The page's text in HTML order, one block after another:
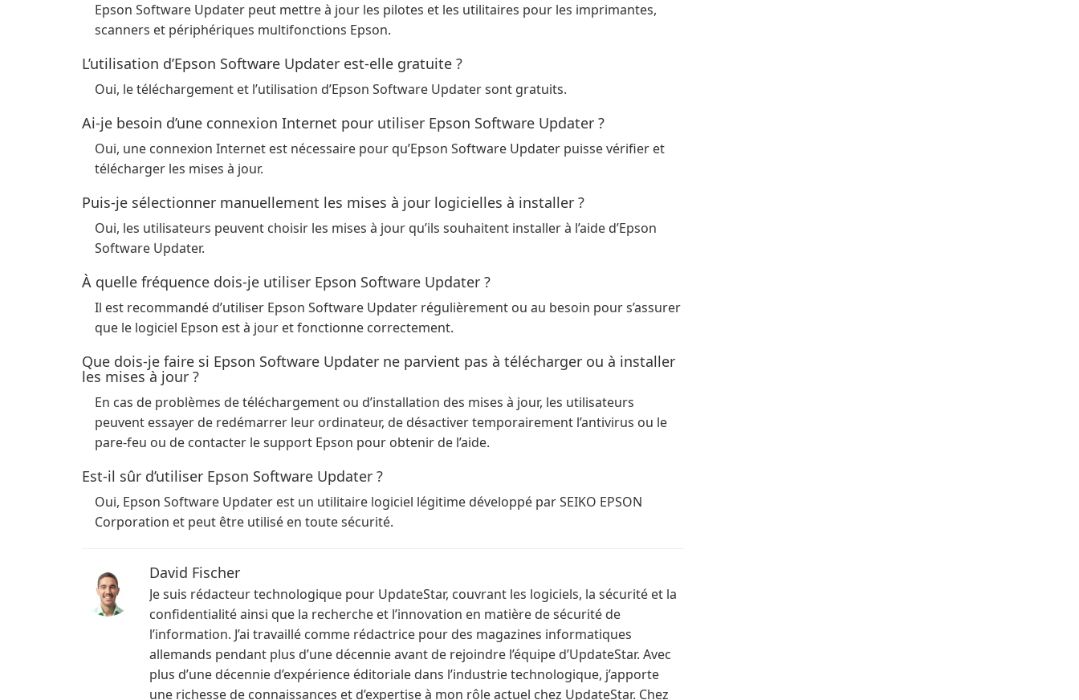
Epson Software Updater peut mettre à jour les pilotes et les utilitaires pour les imprimantes,
scanners et périphériques multifonctions Epson.
L’utilisation d’Epson Software Updater est-elle gratuite ?
Oui, le téléchargement et l’utilisation d’Epson Software Updater sont gratuits.
Ai-je besoin d’une connexion Internet pour utiliser Epson Software Updater ?
Oui, une connexion Internet est nécessaire pour qu’Epson Software Updater puisse vérifier et
télécharger les mises à jour.
Puis-je sélectionner manuellement les mises à jour logicielles à installer ?
Oui, les utilisateurs peuvent choisir les mises à jour qu’ils souhaitent installer à l’aide d’Epson
Software Updater.
À quelle fréquence dois-je utiliser Epson Software Updater ?
Il est recommandé d’utiliser Epson Software Updater régulièrement ou au besoin pour s’assurer
que le logiciel Epson est à jour et fonctionne correctement.
Que dois-je faire si Epson Software Updater ne parvient pas à télécharger ou à installer
les mises à jour ?
En cas de problèmes de téléchargement ou d’installation des mises à jour, les utilisateurs
peuvent essayer de redémarrer leur ordinateur, de désactiver temporairement l’antivirus ou le
pare-feu ou de contacter le support Epson pour obtenir de l’aide.
Est-il sûr d’utiliser Epson Software Updater ?
Oui, Epson Software Updater est un utilitaire logiciel légitime développé par SEIKO EPSON
Corporation et peut être utilisé en toute sécurité.
David Fischer
Je suis rédacteur technologique pour UpdateStar, couvrant les logiciels, la sécurité et la
confidentialité ainsi que la recherche et l’innovation en matière de sécurité de
l’information. J’ai travaillé comme rédactrice pour des magazines informatiques
allemands pendant plus d’une décennie avant de rejoindre l’équipe d’UpdateStar. Avec
plus d’une décennie d’expérience éditoriale dans l’industrie technologique, j’apporte
une richesse de connaissances et d’expertise à mon rôle actuel chez UpdateStar. Chez